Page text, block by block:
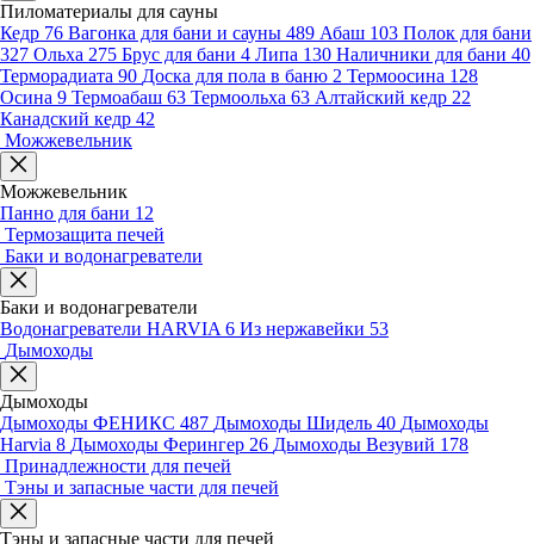
Пиломатериалы для сауны
Кедр 76 Вагонка для бани и сауны 489 Абаш 103 Полок для бани
327 Ольха 275 Брус для бани 4 Липа 130 Наличники для бани 40
Терморадиата 90 Доска для пола в баню 2 Термоосина 128
Осина 9 Термоабаш 63 Термоольха 63 Алтайский кедр 22
Канадский кедр 42
Можжевельник
Можжевельник
Панно для бани 12
Термозащита печей
Баки и водонагреватели
Баки и водонагреватели
Водонагреватели HARVIA 6 Из нержавейки 53
Дымоходы
Дымоходы
Дымоходы ФЕНИКС 487 Дымоходы Шидель 40 Дымоходы
Harvia 8 Дымоходы Ферингер 26 Дымоходы Везувий 178
Принадлежности для печей
Тэны и запасные части для печей
Тэны и запасные части для печей